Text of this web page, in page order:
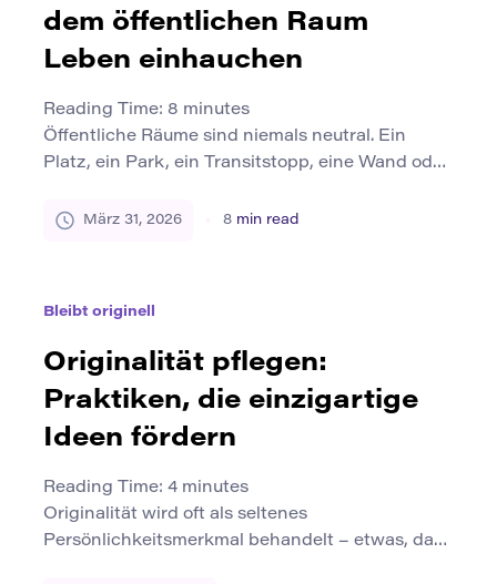
dem öffentlichen Raum
Leben einhauchen
Reading Time: 8 minutes
Öffentliche Räume sind niemals neutral. Ein
Platz, ein Park, ein Transitstopp, eine Wand oder
willkommen ist, wer sichtbar ist und wer das
Ästhetik behandelt: eine Statue, ein Denkmal,
ein […]
März 31, 2026 8 min read
Bleibt originell
Originalität pflegen:
Praktiken, die einzigartige
Ideen fördern
Reading Time: 4 minutes
Originalität wird oft als seltenes
Persönlichkeitsmerkmal behandelt – etwas, das